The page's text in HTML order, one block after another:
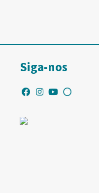
Siga-nos